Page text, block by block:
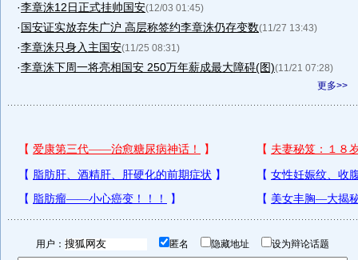
·李章洙12日正式挂帅国安(12/03 01:45)
·国安证实放弃朱广沪 高层称签约李章洙仍存变数(11/27 13:43)
·李章洙只身入主国安(11/25 08:31)
·李章洙下周一将亮相国安 250万年薪成最大障碍(图)(11/21 07:28)
更多>>
用户： 匿名 隐藏地址 设为辩论话题